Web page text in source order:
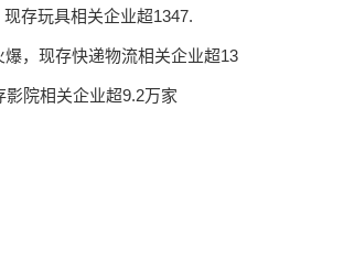
存玩具相关企业超1347.
，现存快递物流相关企业超13
影院相关企业超9.2万家